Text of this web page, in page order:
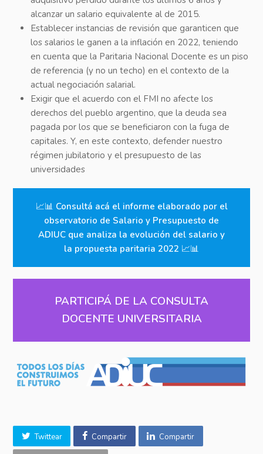
alcanzar un salario equivalente al de 2015.
Establecer instancias de revisión que garanticen que
los salarios le ganen a la inflación en 2022, teniendo
en cuenta que la Paritaria Nacional Docente es un piso
de referencia (y no un techo) en el contexto de la
actual negociación salarial.
Exigir que el acuerdo con el FMI no afecte los
derechos del pueblo argentino, que la deuda sea
pagada por los que se beneficiaron con la fuga de
capitales. Y, en este contexto, defender nuestro
régimen jubilatorio y el presupuesto de las
universidades
📈📊 Consultá acá el informe elaborado por el
observatorio de Salario y Presupuesto de
ADIUC que analiza la evolución del salario y
la propuesta paritaria 2022 📈📊
PARTICIPÁ DE LA CONSULTA
DOCENTE UNIVERSITARIA
Twittear Compartir Compartir